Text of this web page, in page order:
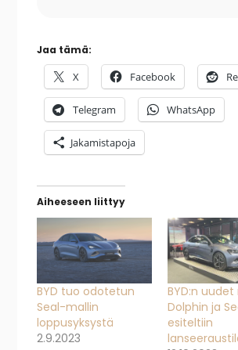
Jaa tämä:
X Facebook
Telegram WhatsApp
Jakamistapoja
Aiheeseen liittyy
BYD tuo odotetun
Seal-mallin
loppusyksystä
2.9.2023
BYD:n
Dolphin ja
esiteltiin